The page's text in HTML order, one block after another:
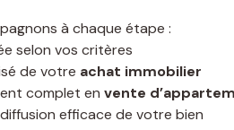
à chaque étape :
selon vos critères
de votre achat immobilier
complet en vente
efficace de votre bien